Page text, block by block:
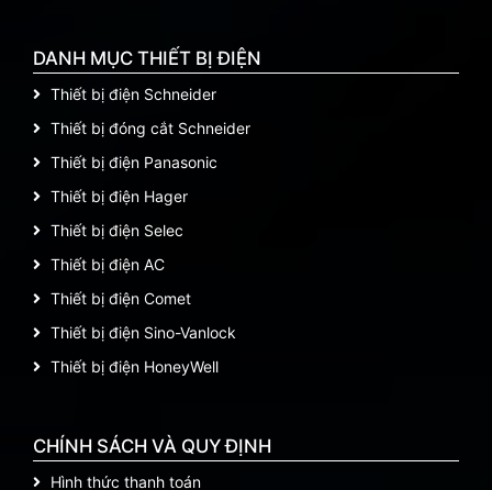
DANH MỤC THIẾT BỊ ĐIỆN
Thiết bị điện Schneider
Thiết bị đóng cắt Schneider
Thiết bị điện Panasonic
Thiết bị điện Hager
Thiết bị điện Selec
Thiết bị điện AC
Thiết bị điện Comet
Thiết bị điện Sino-Vanlock
Thiết bị điện HoneyWell
CHÍNH SÁCH VÀ QUY ĐỊNH
Hình thức thanh toán